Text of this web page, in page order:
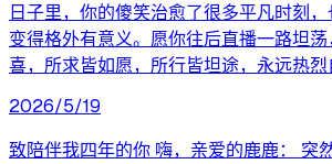
日子里，你的傻笑治愈了很多平凡时刻
变得格外有意义。愿你往后直播一路坦
喜，所求皆如愿，所行皆坦途，永远热烈
2026/5/19
致陪伴我四年的你 嗨，亲爱的鹿鹿： 突